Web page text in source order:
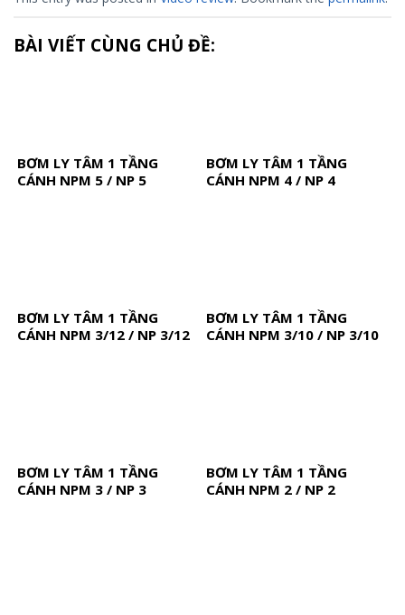
BÀI VIẾT CÙNG CHỦ ĐỀ:
BƠM LY TÂM 1 TẦNG
CÁNH NPM 5 / NP 5
BƠM LY TÂM 1 TẦNG
CÁNH NPM 4 / NP 4
BƠM LY TÂM 1 TẦNG
CÁNH NPM 3/12 / NP 3/12
BƠM LY TÂM 1 TẦNG
CÁNH NPM 3/10 / NP 3/10
BƠM LY TÂM 1 TẦNG
CÁNH NPM 3 / NP 3
BƠM LY TÂM 1 TẦNG
CÁNH NPM 2 / NP 2